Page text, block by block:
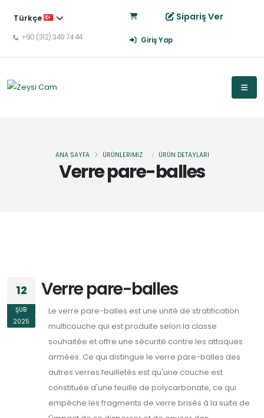
Türkçe
+90 (312) 349 74 44
Sipariş Ver
Giriş Yap
Verre pare-balles
ANA SAYFA ÜRÜNLERİMİZ ÜRÜN DETAYLARI
12
ŞUB
2025
Verre pare-balles
Le verre pare-balles est une unité de stratification
multicouche qui est produite selon la classe
souhaitée et offre une sécurité contre les attaques
armées. Ce qui distingue le verre pare-balles des
autres verres feuilletés est qu'une couche est
constituée d'une feuille de polycarbonate, ce qui
empêche les fragments de verre brisés à la suite de